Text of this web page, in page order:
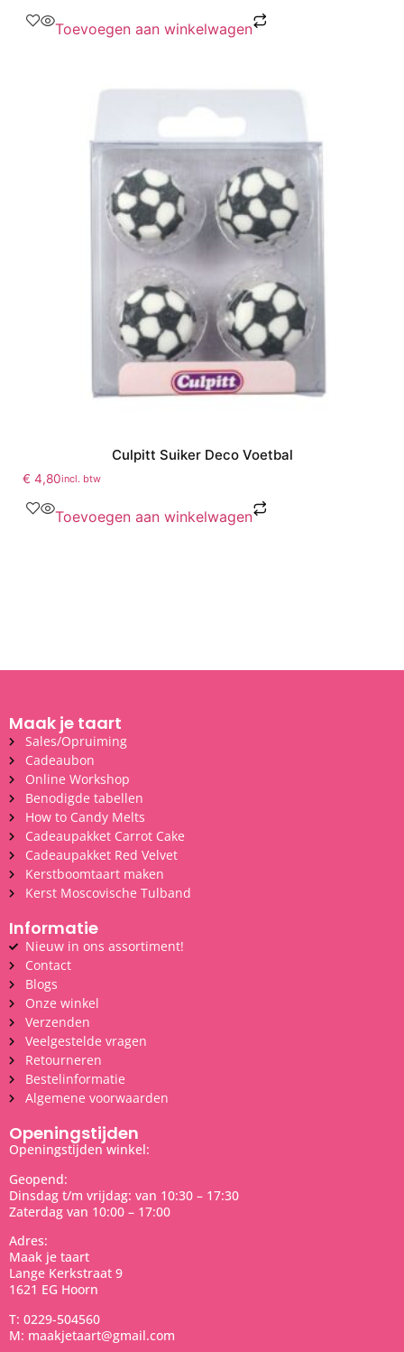
Toevoegen aan winkelwagen
Culpitt Suiker Deco Voetbal
€ 4,80incl. btw
Toevoegen aan winkelwagen
Maak je taart
Sales/Opruiming
Cadeaubon
Online Workshop
Benodigde tabellen
How to Candy Melts
Cadeaupakket Carrot Cake
Cadeaupakket Red Velvet
Kerstboomtaart maken
Kerst Moscovische Tulband
Informatie
Nieuw in ons assortiment!
Contact
Blogs
Onze winkel
Verzenden
Veelgestelde vragen
Retourneren
Bestelinformatie
Algemene voorwaarden
Openingstijden
Openingstijden winkel:
Geopend:
Dinsdag t/m vrijdag: van 10:30 – 17:30
Zaterdag van 10:00 – 17:00
Adres:
Maak je taart
Lange Kerkstraat 9
1621 EG Hoorn
T: 0229-504560
M: maakjetaart@gmail.com